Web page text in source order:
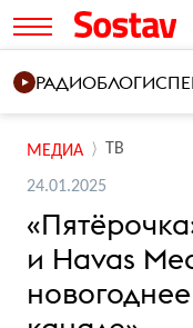
РАДИОБЛОГИ
МЕДИА ТВ
24.01.2025
и Havas